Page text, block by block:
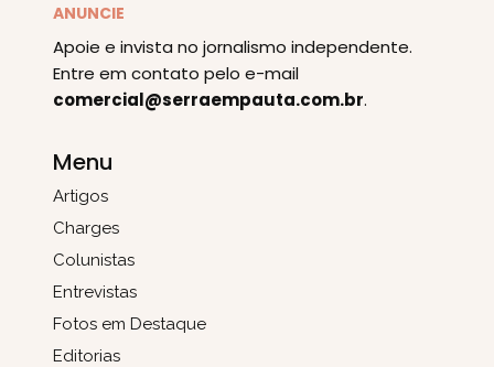
ANUNCIE
Apoie e invista no jornalismo independente.
Entre em contato pelo e-mail
comercial@serraempauta.com.br.
Menu
Artigos
Charges
Colunistas
Entrevistas
Fotos em Destaque
Editorias